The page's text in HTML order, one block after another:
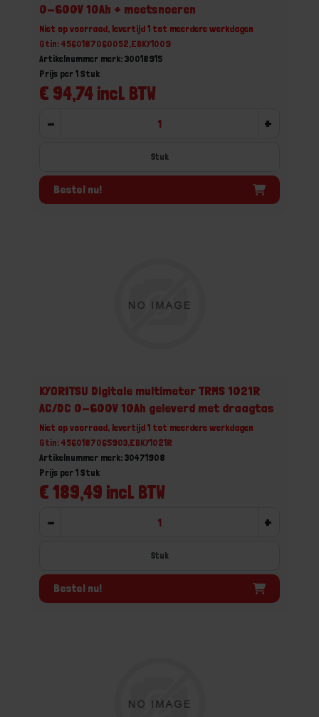
0-600V 10Ah + meetsnoeren
Niet op voorraad, levertijd 1 tot meerdere werkdagen
Gtin: 4560187060052,EBKY1009
Artikelnummer merk: 30018915
€ 94,74 incl. BTW
Prijs per 1 Stuk
- +
Stuk
Bestel nu!
KYORITSU Digitale multimeter TRMS 1021R
AC/DC 0-600V 10Ah geleverd met draagtas
Niet op voorraad, levertijd 1 tot meerdere werkdagen
Gtin: 4560187065903,EBKY1021R
Artikelnummer merk: 30471908
€ 189,49 incl. BTW
Prijs per 1 Stuk
- +
Stuk
Bestel nu!